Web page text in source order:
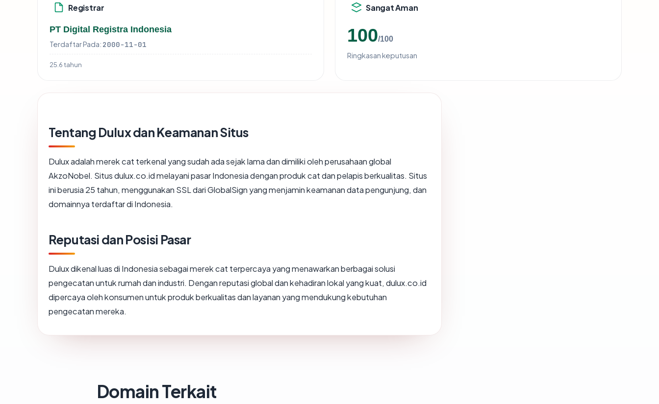
Registrar
PT Digital Registra Indonesia
Terdaftar Pada: 2000-11-01
25.6 tahun
Sangat Aman
100/100
Ringkasan keputusan
Tentang Dulux dan Keamanan Situs
Dulux adalah merek cat terkenal yang sudah ada sejak lama dan dimiliki oleh perusahaan global
AkzoNobel. Situs dulux.co.id melayani pasar Indonesia dengan produk cat dan pelapis berkualitas. Situs
ini berusia 25 tahun, menggunakan SSL dari GlobalSign yang menjamin keamanan data pengunjung, dan
domainnya terdaftar di Indonesia.
Reputasi dan Posisi Pasar
Dulux dikenal luas di Indonesia sebagai merek cat terpercaya yang menawarkan berbagai solusi
pengecatan untuk rumah dan industri. Dengan reputasi global dan kehadiran lokal yang kuat, dulux.co.id
dipercaya oleh konsumen untuk produk berkualitas dan layanan yang mendukung kebutuhan
pengecatan mereka.
Domain Terkait